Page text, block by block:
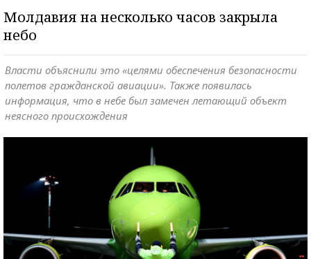
Молдавия на несколько часов закрыла
небо
Власти объяснили это «целями обеспечения безопасности
полетов гражданской авиации». Также появилась
информация, что в небе был замечен летающий объект
неясного происхождения